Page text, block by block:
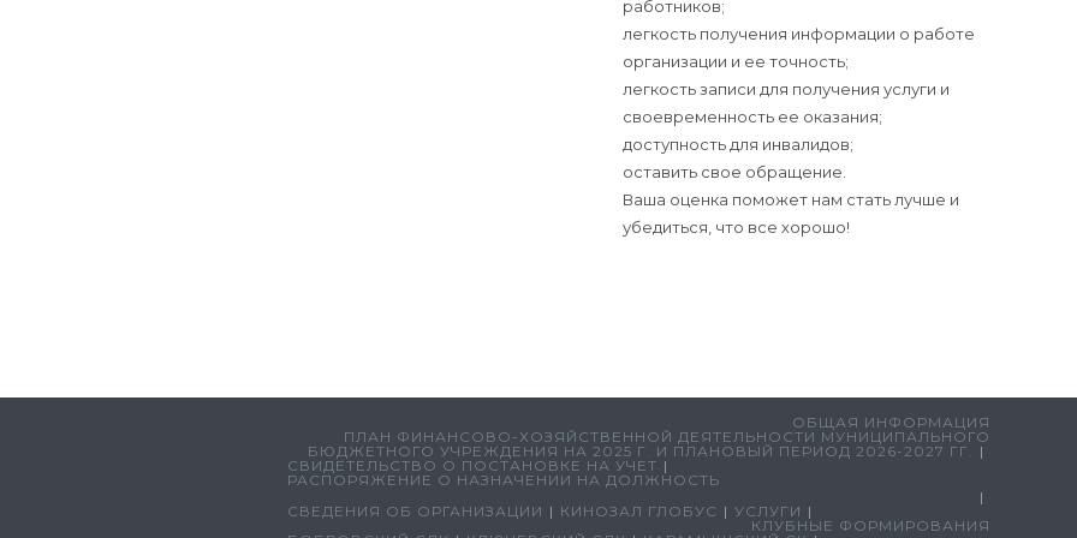
работников;
легкость получения информации о работе
организации и ее точность;
легкость записи для получения услуги и
своевременность ее оказания;
доступность для инвалидов;
оставить свое обращение.
Ваша оценка поможет нам стать лучше и
убедиться, что все хорошо!
ОБЩАЯ ИНФОРМАЦИЯ
ПЛАН ФИНАНСОВО-ХОЗЯЙСТВЕННОЙ ДЕЯТЕЛЬНОСТИ МУНИЦИПАЛЬНОГО
БЮДЖЕТНОГО УЧРЕЖДЕНИЯ НА 2025 Г. И ПЛАНОВЫЙ ПЕРИОД 2026-2027 ГГ.
СВИДЕТЕЛЬСТВО О ПОСТАНОВКЕ НА УЧЕТ
РАСПОРЯЖЕНИЕ О НАЗНАЧЕНИИ НА ДОЛЖНОСТЬ
СВЕДЕНИЯ ОБ ОРГАНИЗАЦИИ
КИНОЗАЛ ГЛОБУС
УСЛУГИ
КЛУБНЫЕ ФОРМИРОВАНИЯ